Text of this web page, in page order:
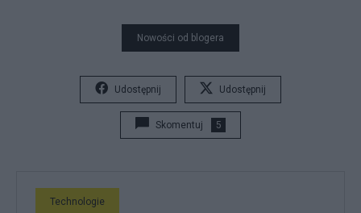
Nowości od blogera
Udostępnij Udostępnij
Skomentuj 5
Technologie